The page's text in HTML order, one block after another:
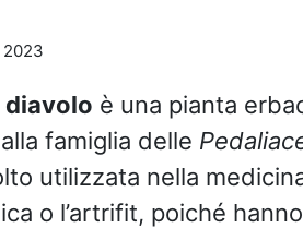
2023
è una pianta
famiglia delle
utilizzata nella
o l’artrifit, poiché